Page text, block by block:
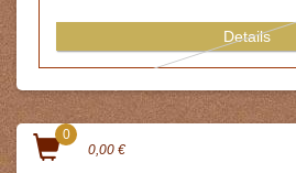
0
0,00 €